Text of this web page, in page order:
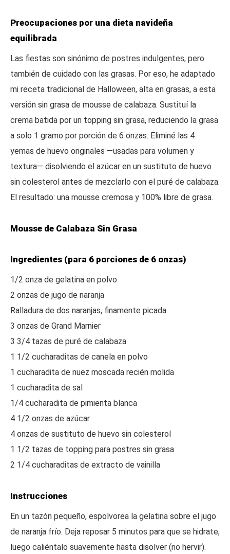
Preocupaciones por una dieta navideña
equilibrada
Las fiestas son sinónimo de postres indulgentes, pero
también de cuidado con las grasas. Por eso, he adaptado
mi receta tradicional de Halloween, alta en grasas, a esta
versión sin grasa de mousse de calabaza. Sustituí la
crema batida por un topping sin grasa, reduciendo la grasa
a solo 1 gramo por porción de 6 onzas. Eliminé las 4
yemas de huevo originales —usadas para volumen y
textura— disolviendo el azúcar en un sustituto de huevo
sin colesterol antes de mezclarlo con el puré de calabaza.
El resultado: una mousse cremosa y 100% libre de grasa.
Mousse de Calabaza Sin Grasa
Ingredientes (para 6 porciones de 6 onzas)
1/2 onza de gelatina en polvo
2 onzas de jugo de naranja
Ralladura de dos naranjas, finamente picada
3 onzas de Grand Marnier
3 3/4 tazas de puré de calabaza
1 1/2 cucharaditas de canela en polvo
1 cucharadita de nuez moscada recién molida
1 cucharadita de sal
1/4 cucharadita de pimienta blanca
4 1/2 onzas de azúcar
4 onzas de sustituto de huevo sin colesterol
1 1/2 tazas de topping para postres sin grasa
2 1/4 cucharaditas de extracto de vainilla
Instrucciones
En un tazón pequeño, espolvorea la gelatina sobre el jugo
de naranja frío. Deja reposar 5 minutos para que se hidrate,
luego caliéntalo suavemente hasta disolver (no hervir).